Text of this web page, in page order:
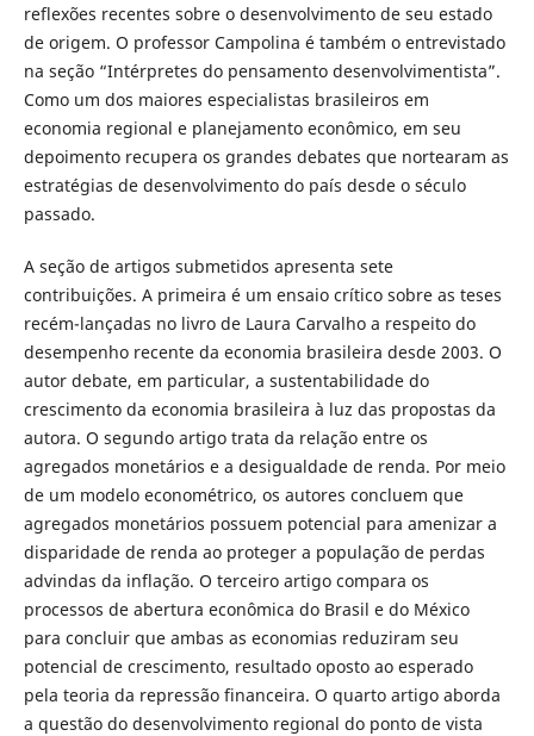
reflexões recentes sobre o desenvolvimento de seu estado
de origem. O professor Campolina é também o entrevistado
na seção “Intérpretes do pensamento desenvolvimentista”.
Como um dos maiores especialistas brasileiros em
economia regional e planejamento econômico, em seu
depoimento recupera os grandes debates que nortearam as
estratégias de desenvolvimento do país desde o século
passado.
A seção de artigos submetidos apresenta sete
contribuições. A primeira é um ensaio crítico sobre as teses
recém-lançadas no livro de Laura Carvalho a respeito do
desempenho recente da economia brasileira desde 2003. O
autor debate, em particular, a sustentabilidade do
crescimento da economia brasileira à luz das propostas da
autora. O segundo artigo trata da relação entre os
agregados monetários e a desigualdade de renda. Por meio
de um modelo econométrico, os autores concluem que
agregados monetários possuem potencial para amenizar a
disparidade de renda ao proteger a população de perdas
advindas da inflação. O terceiro artigo compara os
processos de abertura econômica do Brasil e do México
para concluir que ambas as economias reduziram seu
potencial de crescimento, resultado oposto ao esperado
pela teoria da repressão financeira. O quarto artigo aborda
a questão do desenvolvimento regional do ponto de vista